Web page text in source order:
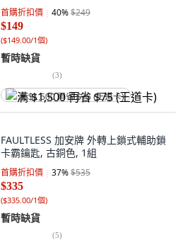
首購折扣價 40%$249
$149
($149.00/1個)
暫時缺貨
(3)
满 $1,500 再省 $75 (王道卡)
FAULTLESS 加安牌 外轉上鎖式輔助鎖
卡霸鑰匙, 古銅色, 1組
首購折扣價 37%$535
$335
($335.00/1個)
暫時缺貨
(5)